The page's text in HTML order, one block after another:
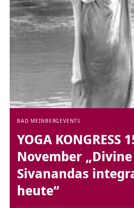
BAD MEINBERG EVENTS
YOGA KONGRESS
November
Sivanandas
heute“